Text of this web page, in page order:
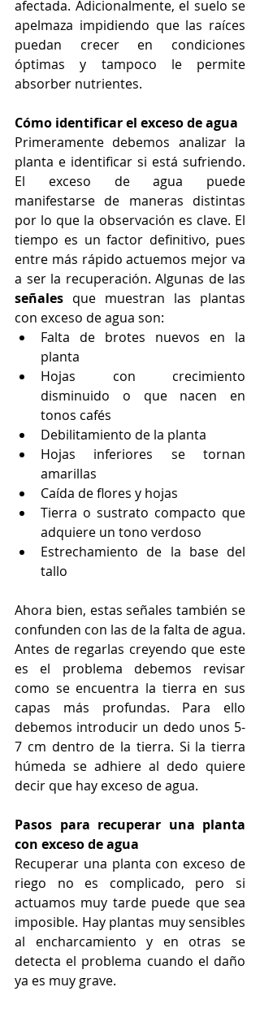
afectada. Adicionalmente, el suelo se
apelmaza impidiendo que las raíces
puedan crecer en condiciones
óptimas y tampoco le permite
absorber nutrientes.
Cómo identificar el exceso de agua
Primeramente debemos analizar la
planta e identificar si está sufriendo.
El exceso de agua puede
manifestarse de maneras distintas
por lo que la observación es clave. El
tiempo es un factor definitivo, pues
entre más rápido actuemos mejor va
a ser la recuperación. Algunas de las
señales que muestran las plantas
con exceso de agua son:
Falta de brotes nuevos en la
planta
Hojas con crecimiento
disminuido o que nacen en
tonos cafés
Debilitamiento de la planta
Hojas inferiores se tornan
amarillas
Caída de flores y hojas
Tierra o sustrato compacto que
adquiere un tono verdoso
Estrechamiento de la base del
tallo
Ahora bien, estas señales también se
confunden con las de la falta de agua.
Antes de regarlas creyendo que este
es el problema debemos revisar
como se encuentra la tierra en sus
capas más profundas. Para ello
debemos introducir un dedo unos 5-
7 cm dentro de la tierra. Si la tierra
húmeda se adhiere al dedo quiere
decir que hay exceso de agua.
Pasos para recuperar una planta
con exceso de agua
Recuperar una planta con exceso de
riego no es complicado, pero si
actuamos muy tarde puede que sea
imposible. Hay plantas muy sensibles
al encharcamiento y en otras se
detecta el problema cuando el daño
ya es muy grave.